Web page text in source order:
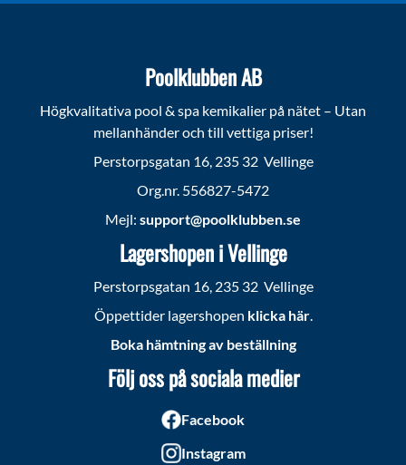
Poolklubben AB
Högkvalitativa pool & spa kemikalier på nätet – Utan
mellanhänder och till vettiga priser!
Perstorpsgatan 16, 235 32 Vellinge
Org.nr. 556827-5472
Mejl: support@poolklubben.se
Lagershopen i Vellinge
Perstorpsgatan 16, 235 32 Vellinge
Öppettider lagershopen klicka här.
Boka hämtning av beställning
Följ oss på sociala medier
Facebook
Instagram